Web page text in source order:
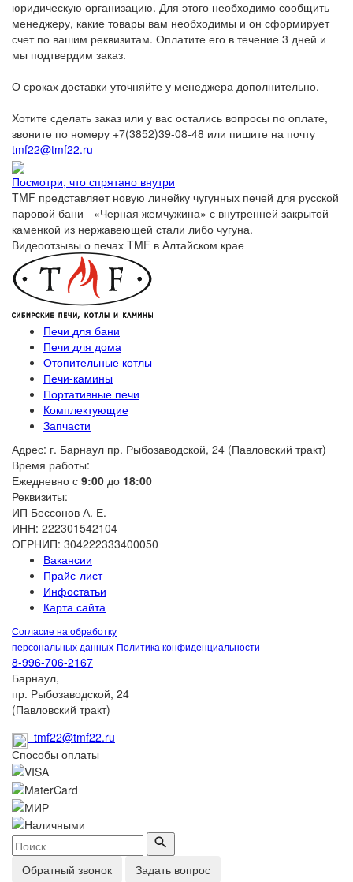
юридическую организацию. Для этого необходимо сообщить
менеджеру, какие товары вам необходимы и он сформирует
счет по вашим реквизитам. Оплатите его в течение 3 дней и
мы подтвердим заказ.
О сроках доставки уточняйте у менеджера дополнительно.
Хотите сделать заказ или у вас остались вопросы по оплате,
звоните по номеру +7(3852)39-08-48 или пишите на почту
tmf22@tmf22.ru
Посмотри, что спрятано внутри
TMF представляет новую линейку чугунных печей для русской
паровой бани - «Черная жемчужина» с внутренней закрытой
каменкой из нержавеющей стали либо чугуна.
Видеоотзывы о печах TMF в Алтайском крае
Печи для бани
Печи для дома
Отопительные котлы
Печи-камины
Портативные печи
Комплектующие
Запчасти
Адрес: г. Барнаул пр. Рыбозаводской, 24 (Павловский тракт)
Время работы:
Ежедневно с 9:00 до 18:00
Реквизиты:
ИП Бессонов А. Е.
ИНН: 222301542104
ОГРНИП: 304222333400050
Вакансии
Прайс-лист
Инфостатьи
Карта сайта
Согласие на обработку
персональных данных Политика конфиденциальности
8-996-706-2167
Барнаул,
пр. Рыбозаводской, 24
(Павловский тракт)
tmf22@tmf22.ru
Способы оплаты
Обратный звонок
Задать вопрос